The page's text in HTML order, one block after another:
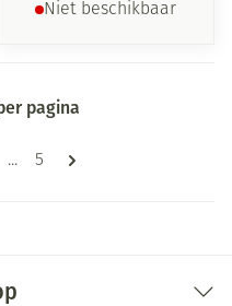
Niet beschikbaar
pagina
... Pagina
5
pagina